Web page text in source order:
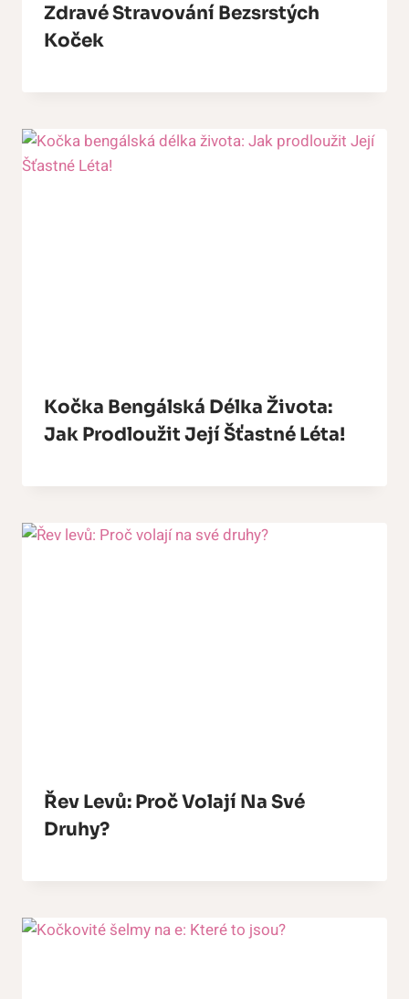
Zdravé Stravování Bezsrstých
Koček
Kočka Bengálská Délka Života:
Jak Prodloužit Její Šťastné Léta!
Řev Levů: Proč Volají Na Své
Druhy?